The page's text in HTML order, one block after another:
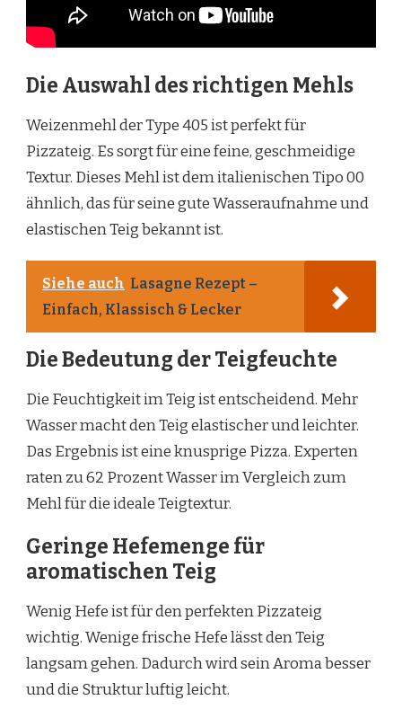
Die Auswahl des richtigen Mehls
Weizenmehl der Type 405 ist perfekt für
Pizzateig. Es sorgt für eine feine, geschmeidige
Textur. Dieses Mehl ist dem italienischen Tipo 00
ähnlich, das für seine gute Wasseraufnahme und
elastischen Teig bekannt ist.
Siehe auch Lasagne Rezept –
Einfach, Klassisch & Lecker
Die Bedeutung der Teigfeuchte
Die Feuchtigkeit im Teig ist entscheidend. Mehr
Wasser macht den Teig elastischer und leichter.
Das Ergebnis ist eine knusprige Pizza. Experten
raten zu 62 Prozent Wasser im Vergleich zum
Mehl für die ideale Teigtextur.
Geringe Hefemenge für
aromatischen Teig
Wenig Hefe ist für den perfekten Pizzateig
wichtig. Wenige frische Hefe lässt den Teig
langsam gehen. Dadurch wird sein Aroma besser
und die Struktur luftig leicht.